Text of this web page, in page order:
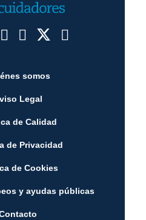
somos
Legal
de Calidad
de Privacidad
de Cookies
y ayudas públicas